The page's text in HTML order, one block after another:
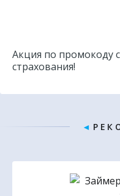
Акция по промокоду
страхования!
◄ Р Е К